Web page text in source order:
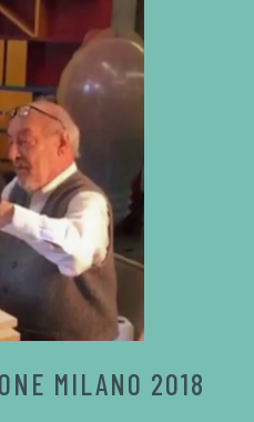
MILANO 2018